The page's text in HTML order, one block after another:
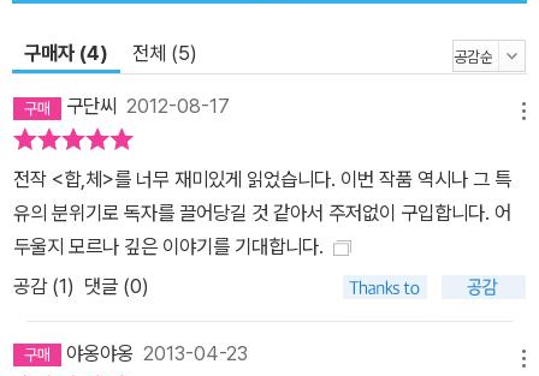
동료 소방대원들과 생존자들의 도움으로 다른 아이들과 달리 국선변
선처를 내려 달라는 탄원서를 판사에게 보냈고, 2학년 때 담임은 내
가 본래 착한 아이였는데 아버지를 잃은 후 새로 사귄 친구들과 어울
리면서 변했다는 편지를 써주었다. 변호사는 내가 저지른 살인에 대
해 이야기하는 것이 아니라 아버지의 죽음을 이야기하면서, 하루아침
에 아버지를 잃은 상심에서 비롯된 사건이었다고 나를 변호했다. 또
피고가 맨홀에 아버지의 훈장과 감사패를 넣어 둔 것 역시 아버지를
너무 사랑해서 보물처럼 숨겨 둔 것이라고 설명했다. 하지만 실상은
그렇지 않다. ‘나’는 늘 아버지를 죽이는 꿈을 꾸었고, 아버지가 죽은
구매자 (4) 전체 (5)
구단씨 2012-08-17
전작 <합,체>를 너무 재미있게 읽었습니다. 이번 작품 역시나 그 특
유의 분위기로 독자를 끌어당길 것 같아서 주저없이 구입합니다. 어
두울지 모르나 깊은 이야기를 기대합니다.
공감 (1) 댓글 (0)
야옹야옹 2013-04-23